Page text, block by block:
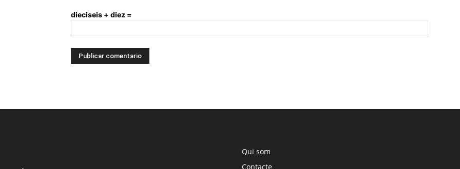
dieciseis + diez =
Qui som
Contacte